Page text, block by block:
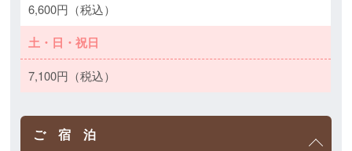
6,600円（税込）
土・日・祝日
7,100円（税込）
ご 宿 泊